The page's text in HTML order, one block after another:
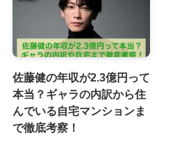
佐藤健の年収が2.3億円って
本当？ギャラの内訳から住
んでいる自宅マンションま
で徹底考察！